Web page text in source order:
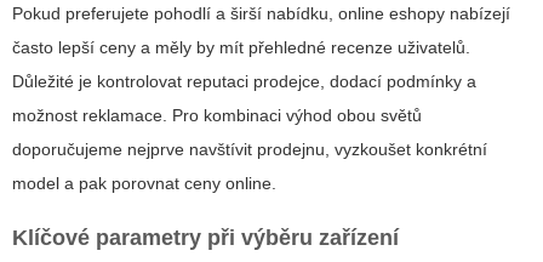
Pokud preferujete pohodlí a širší nabídku, online eshopy nabízejí
často lepší ceny a měly by mít přehledné recenze uživatelů.
Důležité je kontrolovat reputaci prodejce, dodací podmínky a
možnost reklamace. Pro kombinaci výhod obou světů
doporučujeme nejprve navštívit prodejnu, vyzkoušet konkrétní
model a pak porovnat ceny online.
Klíčové parametry při výběru zařízení